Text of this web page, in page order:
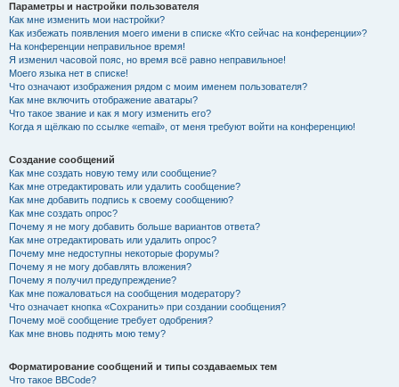
Параметры и настройки пользователя
Как мне изменить мои настройки?
Как избежать появления моего имени в списке «Кто сейчас на конференции»?
На конференции неправильное время!
Я изменил часовой пояс, но время всё равно неправильное!
Моего языка нет в списке!
Что означают изображения рядом с моим именем пользователя?
Как мне включить отображение аватары?
Что такое звание и как я могу изменить его?
Когда я щёлкаю по ссылке «email», от меня требуют войти на конференцию!
Создание сообщений
Как мне создать новую тему или сообщение?
Как мне отредактировать или удалить сообщение?
Как мне добавить подпись к своему сообщению?
Как мне создать опрос?
Почему я не могу добавить больше вариантов ответа?
Как мне отредактировать или удалить опрос?
Почему мне недоступны некоторые форумы?
Почему я не могу добавлять вложения?
Почему я получил предупреждение?
Как мне пожаловаться на сообщения модератору?
Что означает кнопка «Сохранить» при создании сообщения?
Почему моё сообщение требует одобрения?
Как мне вновь поднять мою тему?
Форматирование сообщений и типы создаваемых тем
Что такое BBCode?